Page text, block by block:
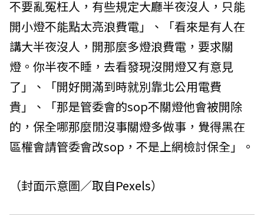
不要亂冤枉人，有些規定大廳半夜沒人，只能
開小燈不能點太亮浪費電」、「看來是有人在
講大半夜沒人，開那麼多燈浪費電，要求關
燈。你半夜不睡，去看發現沒開燈又有意見
了」、「開好開滿到時就別靠北公用電費
貴」、「那是管委會的sop不關燈他會被開除
的，保全哪那麼閒沒事關燈多做事，覺得黑在
區權會請管委會改sop，不是上網檢討保全」。
（封面示意圖／取自Pexels）